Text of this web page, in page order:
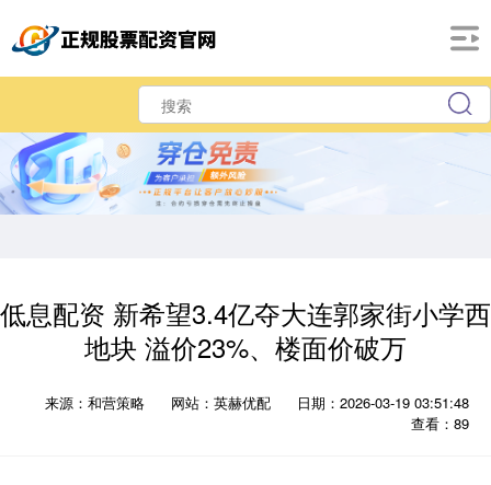
低息配资 新希望3.4亿夺大连郭家街小学西
地块 溢价23%、楼面价破万
来源：和营策略 网站：英赫优配
日期：2026-03-19 03:51:48
查看：89